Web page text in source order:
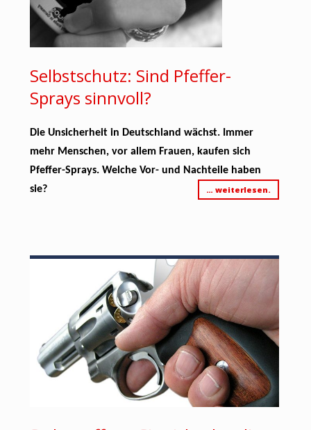
Selbstschutz: Sind Pfeffer-
Sprays sinnvoll?
Die Unsicherheit in Deutschland wächst. Immer
mehr Menschen, vor allem Frauen, kaufen sich
Pfeffer-Sprays. Welche Vor- und Nachteile haben
sie?
… weiterlesen.